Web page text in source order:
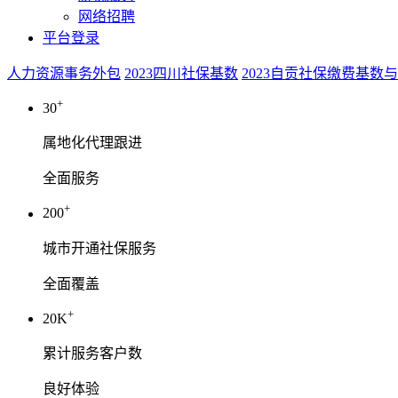
网络招聘
平台登录
人力资源事务外包 2023四川社保基数 2023自贡社保缴费基数
30+
属地化代理跟进
全面服务
200+
城市开通社保服务
全面覆盖
20K+
累计服务客户数
良好体验